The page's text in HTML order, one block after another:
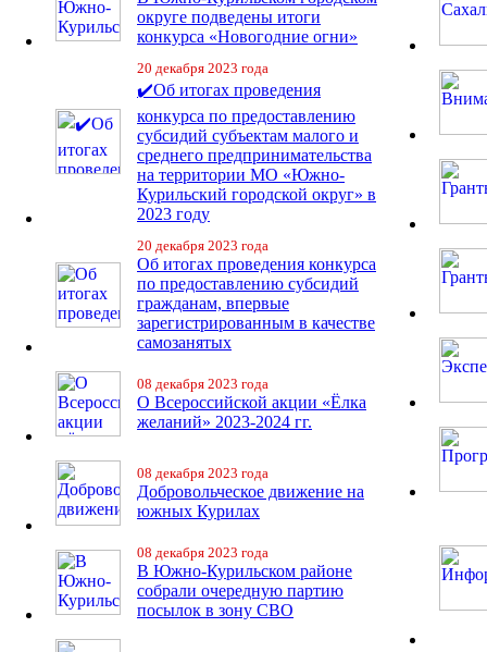
округе подведены итоги
конкурса «Новогодние огни»
20 декабря 2023 года
✔️Об итогах проведения
конкурса по предоставлению
субсидий субъектам малого и
среднего предпринимательства
на территории МО «Южно-
Курильский городской округ» в
2023 году
20 декабря 2023 года
Об итогах проведения конкурса
по предоставлению субсидий
гражданам, впервые
зарегистрированным в качестве
самозанятых
08 декабря 2023 года
О Всероссийской акции «Ёлка
желаний» 2023-2024 гг.
08 декабря 2023 года
Добровольческое движение на
южных Курилах
08 декабря 2023 года
В Южно-Курильском районе
собрали очередную партию
посылок в зону СВО